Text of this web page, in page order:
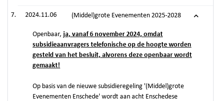
2024.11.06 (Middel)grote Evenementen 2025-2028
Openbaar, ja, vanaf 6 november 2024, omdat
subsidieaanvragers telefonische op de hoogte worden
gesteld van het besluit, alvorens deze openbaar wordt
gemaakt!
Op basis van de nieuwe subsidieregeling '(Middel)grote
Evenementen Enschede' wordt aan acht Enschedese